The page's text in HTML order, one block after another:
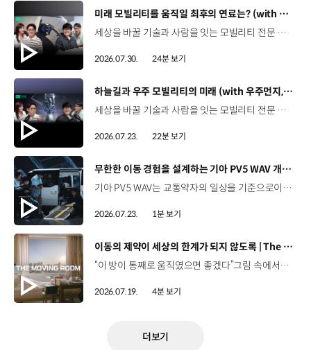
[동영상]
미래 모빌리티를 움직일 최후의 연료는? (with 우주먼지, 항성) | 현대진행형 팟캐스트 EP. 21
세상을 바꿀 기술과 사람을 잇는 모빌리티 전문 팟캐스트, 현대진행형. 🔊 과학커뮤니케이터 이독실, 여도은 앵커,그리고 천문학자 우주먼지, 과학커뮤니케이터 항성과 함께했습니다. 휘발유부터 전기차, 수소전기차, 하이브리드까지미래 모빌리티를 움직일 연료는 무엇일까요? 스물한 번째 에피소드에서는 자동차의 '연료'를 주제로다양한 에너지가 만들어갈 미래 모빌리티 라이프스타일을 이야기합니다. 연료가 바뀌면 자동차도, 우리의 이동 방식도 달라지지 않을까요?현대진행형 21편에서 확인해 보세요. 현대진행형 팟빵▶ 현대진행형 애플 팟캐스트▶현대진행형 스포티파이▶ 00:00 하이라이트00:21 인트로 / 자기소개00:58 자동차의 성격, 무엇으로 결정될까?03:38 연료란, 자동차의 성격을 결정하는 DNA04:24 휘발유는 어떻게 연료 경쟁에서 살아남았을까06:09 휘발유의 과거와 현재, 유연휘발유 속 납성분07:02 지구를 납으로 오염시키던 유연휘발유가 사라진 이유08:47 달리는 전자제품이 된 자동차, SDV 시대로의 전환09:46 '기계공학' 시스템에서 '소프트웨어'로 변화하는 모빌리티11:18 친환경차 시대가 오기까지의 기술적 과제11:43 전기차 배터리가 풀어야 할 숙제12:25 배터리를 관리하는 BMS 기술13:51 수소전기차, 인프라가 먼저일까 수요가 먼저일까?14:23 수소가 청정 연료로 주목받는 이유15:08 우주에서 가장 흔한 원소, 수소 생산과 운송의 현실적인 과제16:49 수소가 필요한 모빌리티는 따로 있다18:21 하이브리드가 대세인 시대, 그 이유는? 19:26 하이브리드는 연료 과도기를 견디게 해주는 기술21:44 전기·수소·하이브리드를 함께 준비하는 멀티 파워트레인 전략이란?23:30 클로징 *본 영상에 포함된 참여자의 의견은 현대자동차그룹의 공식 입장과 다를 수 있습니다. #현대자동차그룹 #현대진행형 #모빌리티팟캐스트 #전기차 #수소전기차 #연료 #에너지 #미래모빌리티 #모빌리티 #팟캐스트
2026.07.30. 24분 보기
[동영상]
하늘길과 우주 모빌리티의 미래 (with 우주먼지, 항성) | 현대진행형 팟캐스트 EP. 20
세상을 바꿀 기술과 사람을 잇는 모빌리티 전문 팟캐스트, 현대진행형. 🔊 과학커뮤니케이터 이독실, 여도은 앵커,그리고 천문학자 우주먼지, 과학커뮤니케이터 항성과 함께했습니다. 우주정거장을 거쳐 뉴욕으로 향하는 미래를 상상해본 적 있나요?스무 번째 에피소드에서는 하늘 위 교통 체계와 이동 수단의 모습,그리고 지상을 넘어 우주로 확장되는 모빌리티의 가능성까지 살펴봅니다. 하늘길이 열리면 우리의 일상은 어떻게 달라질지,현대진행형 20편에서 확인해 보세요. 현대진행형 팟빵▶현대진행형 애플 팟캐스트▶현대진행형 스포티파이▶ 00:00 하이라이트00:24 인트로 / 자기소개00:47 하늘길의 교통은 어떻게 다를까02:33 하늘의 교통 관제 시스템03:10 하늘을 나는 자동차의 모습은?05:10 미래 하늘길의 동력원과 연료06:42 휘발유 대신 항공유가 쓰일 가능성07:18 자동차에서 모빌리티로의 변화08:13 하늘길 시대의 도로와 도시10:02 우주 모빌리티는 어디까지 가능할까12:18 우주를 경험하는 미래12:57 우주로 확장되는 모빌리티13:30 하늘과 우주에서 좋은 차의 기준은?14:54 우주 관광은 누구나 가능할까16:35 현대로템과 한국 우주 산업의 미래18:37 미래 모빌리티가 바꿀 우리의 일상 *본 영상에 포함된 참여자의 의견은 현대자동차그룹의 공식 입장과 다를 수 있습니다. #현대자동차그룹 #현대진행형 #모빌리티팟캐스트 #UAM #스카이모빌리티 #하늘길 #자율주행 #우주 #우주항공 #모빌리티 #팟캐스트
2026.07.23. 22분 보기
[동영상]
무한한 이동 경험을 설계하는 기아 PV5 WAV 개발 스토리 | The Moving Room
기아 PV5 WAV는 교통약자의 일상을 기준으로이동 과정을 다시 설계했습니다. 탑승자의 목적에 맞게 확장되는 모빌리티, PV5 WAV 개발 스토리를 영상으로 확인해 보세요. #현대자동차그룹 #TheMovingRoom #기아 #PV5 #PV5WAV #PBV #목적기반모빌리티
2026.07.23. 1분 보기
[동영상]
이동의 제약이 세상의 한계가 되지 않도록 | The Moving Room
“이 방이 통째로 움직였으면 좋겠다”그림 속에서만 그리던 여행이 현실이 되기까지 기아 PV5 WAV는 필요한 의료 장비를 싣고가족과 한 공간에서 함께 떠날 수 있도록이동의 경험을 다시 설계했습니다. 같은 풍경을 보고, 같은 순간을 나누는 일현대자동차그룹은 모두를 위한 이동을 만들어갑니다. #현대자동차그룹 #TheMovingRoom #PV5 #기아 #목적기반모빌리티 #PV5WAV #PBV
2026.07.19. 4분 보기
더보기